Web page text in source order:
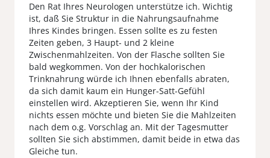
Den Rat Ihres Neurologen unterstütze ich. Wichtig
ist, daß Sie Struktur in die Nahrungsaufnahme
Ihres Kindes bringen. Essen sollte es zu festen
Zeiten geben, 3 Haupt- und 2 kleine
Zwischenmahlzeiten. Von der Flasche sollten Sie
bald wegkommen. Von der hochkalorischen
Trinknahrung würde ich Ihnen ebenfalls abraten,
da sich damit kaum ein Hunger-Satt-Gefühl
einstellen wird. Akzeptieren Sie, wenn Ihr Kind
nichts essen möchte und bieten Sie die Mahlzeiten
nach dem o.g. Vorschlag an. Mit der Tagesmutter
sollten Sie sich abstimmen, damit beide in etwa das
Gleiche tun.